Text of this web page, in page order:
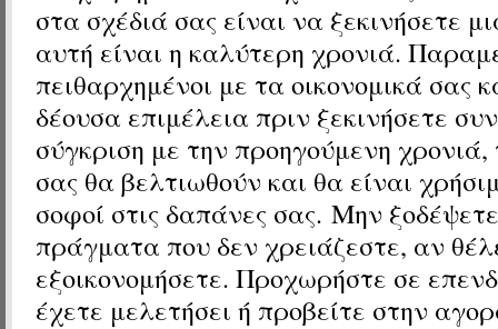
στα σχέδιά σας είναι να ξεκινήσετε
αυτή είναι η καλύτερη χρονιά.
πειθαρχημένοι με τα οικονομικά σας
δέουσα επιμέλεια πριν ξεκινήσετε
σύγκριση με την προηγούμενη χρονιά,
σας θα βελτιωθούν και θα είναι
σοφοί στις δαπάνες σας. Μην
πράγματα που δεν χρειάζεστε, αν
εξοικονομήσετε. Προχωρήστε σε
έχετε μελετήσει ή προβείτε στην